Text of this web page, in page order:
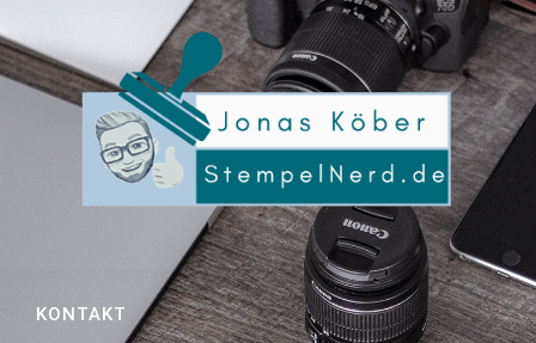
KONTAKT